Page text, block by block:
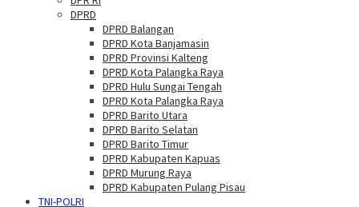
DPRD
DPRD Balangan
DPRD Kota Banjamasin
DPRD Provinsi Kalteng
DPRD Kota Palangka Raya
DPRD Hulu Sungai Tengah
DPRD Kota Palangka Raya
DPRD Barito Utara
DPRD Barito Selatan
DPRD Barito Timur
DPRD Kabupaten Kapuas
DPRD Murung Raya
DPRD Kabupaten Pulang Pisau
TNI-POLRI